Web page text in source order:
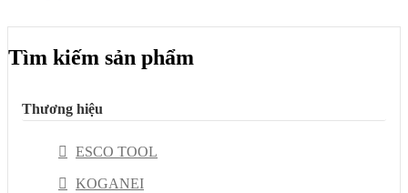
Tìm kiếm sản phẩm
Thương hiệu
ESCO TOOL
KOGANEI